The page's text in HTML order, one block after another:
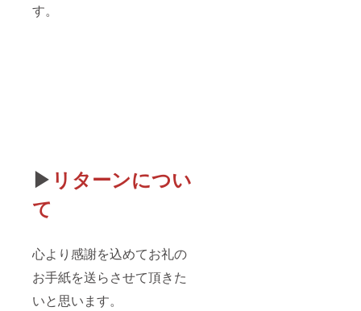
す。
▶ リターンについ
て
心より感謝を込めてお礼の
お手紙を送らさせて頂きた
いと思います。